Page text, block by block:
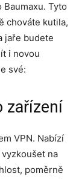
Tyto
chováte kutila,
jaře budete
i novou
své:
zařízení
VPN. Nabízí
na
poměrně